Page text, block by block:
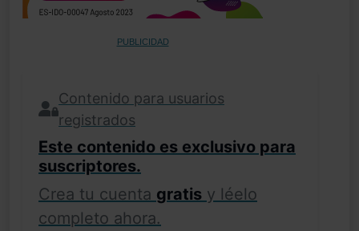
PUBLICIDAD
Contenido para usuarios
registrados
Este contenido es exclusivo para
suscriptores.
Crea tu cuenta gratis y léelo
completo ahora.